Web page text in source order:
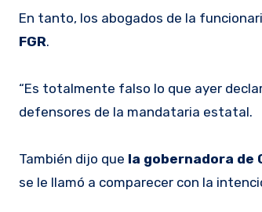
En tanto, los abogados de la
FGR.
“Es totalmente falso lo que ayer
defensores de la mandataria estatal.
También dijo que la gobernadora de
se le llamó a comparecer con la